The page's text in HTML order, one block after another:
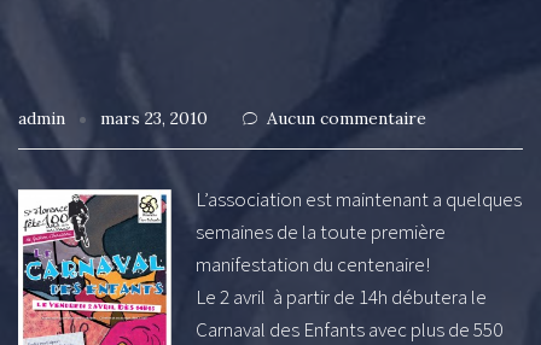
admin mars 23, 2010 Aucun commentaire
L’association est maintenant a quelques
semaines de la toute première
manifestation du centenaire!
Le 2 avril à partir de 14h débutera le
Carnaval des Enfants avec plus de 550